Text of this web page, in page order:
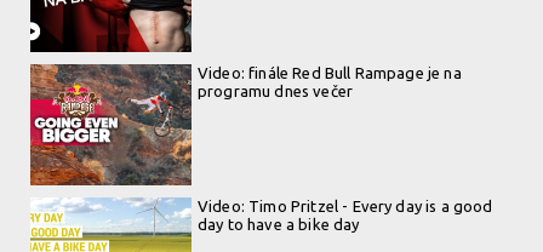
Video: finále Red Bull Rampage je na
programu dnes večer
Video: Timo Pritzel - Every day is a good
day to have a bike day